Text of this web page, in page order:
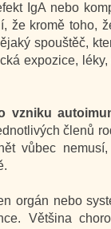
IgA nebo
že kromě toho,
spouštěč,
expozice,
vzniku
členů
vůbec
orgán nebo
Většina